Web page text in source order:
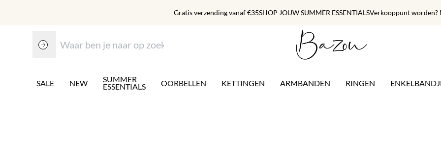
Gratis verzending vanaf €35SHOP JOUW SUMMER ESSENTIALSVerkooppunt worden?
SALE NEW SUMMER
ESSENTIALS OORBELLEN KETTINGEN ARMBANDEN RINGEN